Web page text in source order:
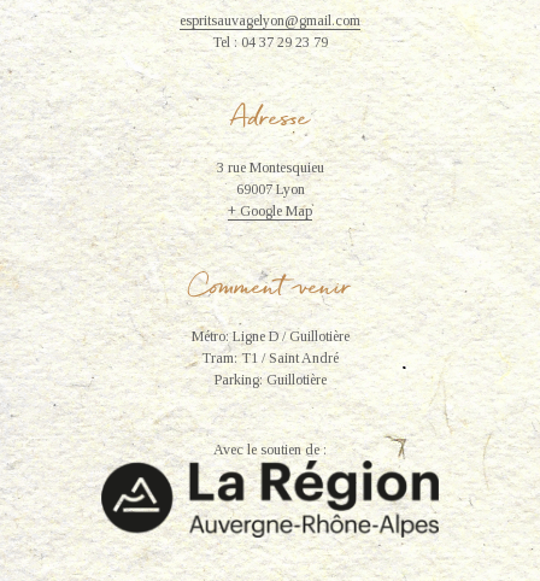
espritsauvagelyon@gmail.com
Tel : 04 37 29 23 79
Adresse
3 rue Montesquieu
69007 Lyon
+ Google Map
Comment venir
Métro: Ligne D / Guillotière
Tram: T1 / Saint André
Parking: Guillotière
Avec le soutien de :